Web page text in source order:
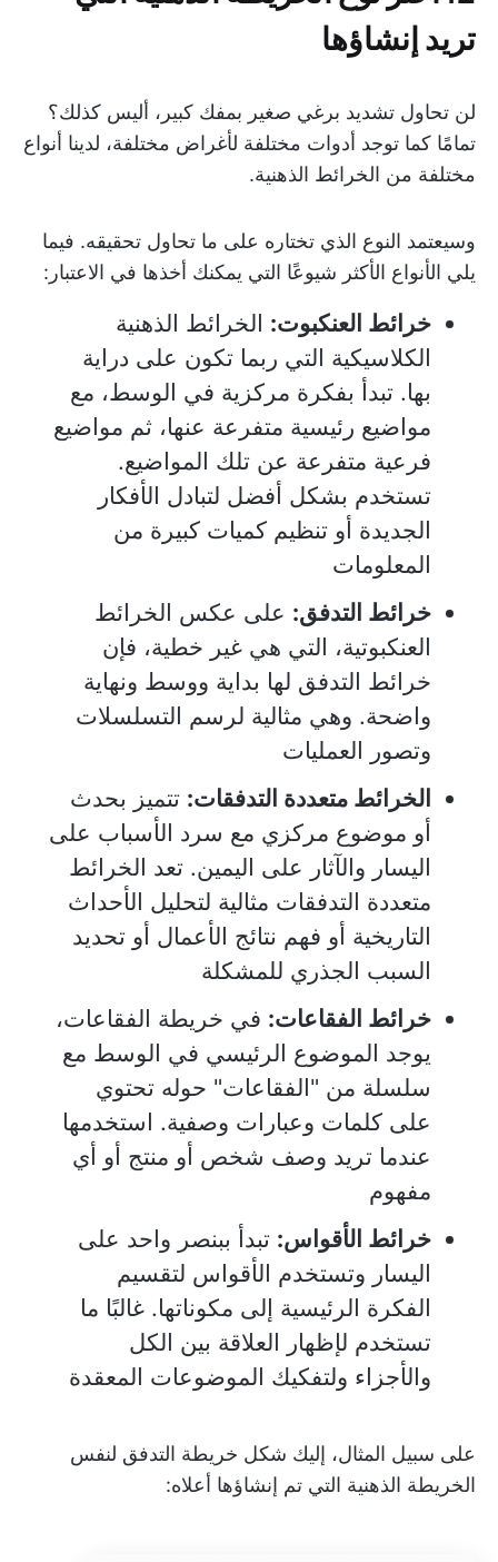
تريد إنشاؤها
لن تحاول تشديد برغي صغير بمفك كبير، أليس كذلك؟
تمامًا كما توجد أدوات مختلفة لأغراض مختلفة، لدينا أنواع
مختلفة من الخرائط الذهنية.
وسيعتمد النوع الذي تختاره على ما تحاول تحقيقه. فيما
يلي الأنواع الأكثر شيوعًا التي يمكنك أخذها في الاعتبار:
خرائط العنكبوت: الخرائط الذهنية
الكلاسيكية التي ربما تكون على دراية
بها. تبدأ بفكرة مركزية في الوسط، مع
مواضيع رئيسية متفرعة عنها، ثم مواضيع
فرعية متفرعة عن تلك المواضيع.
تستخدم بشكل أفضل لتبادل الأفكار
الجديدة أو تنظيم كميات كبيرة من
المعلومات
خرائط التدفق: على عكس الخرائط
العنكبوتية، التي هي غير خطية، فإن
خرائط التدفق لها بداية ووسط ونهاية
واضحة. وهي مثالية لرسم التسلسلات
وتصور العمليات
الخرائط متعددة التدفقات: تتميز بحدث
أو موضوع مركزي مع سرد الأسباب على
اليسار والآثار على اليمين. تعد الخرائط
متعددة التدفقات مثالية لتحليل الأحداث
التاريخية أو فهم نتائج الأعمال أو تحديد
السبب الجذري للمشكلة
خرائط الفقاعات: في خريطة الفقاعات،
يوجد الموضوع الرئيسي في الوسط مع
سلسلة من "الفقاعات" حوله تحتوي
على كلمات وعبارات وصفية. استخدمها
عندما تريد وصف شخص أو منتج أو أي
مفهوم
خرائط الأقواس: تبدأ ببنصر واحد على
اليسار وتستخدم الأقواس لتقسيم
الفكرة الرئيسية إلى مكوناتها. غالبًا ما
تستخدم لإظهار العلاقة بين الكل
والأجزاء ولتفكيك الموضوعات المعقدة
على سبيل المثال، إليك شكل خريطة التدفق لنفس
الخريطة الذهنية التي تم إنشاؤها أعلاه: